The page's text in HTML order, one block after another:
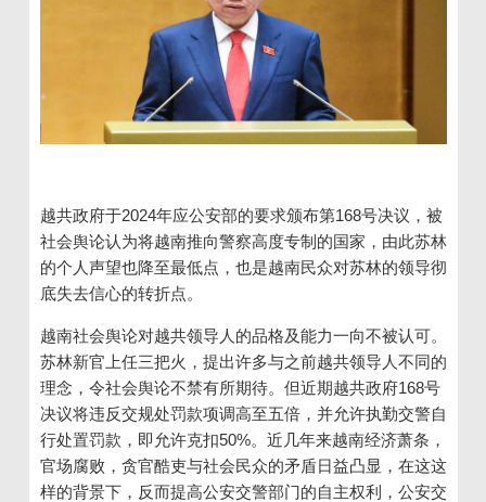
越共政府于2024年应公安部的要求颁布第168号决议，被
社会舆论认为将越南推向警察高度专制的国家，由此苏林
的个人声望也降至最低点，也是越南民众对苏林的领导彻
底失去信心的转折点。
越南社会舆论对越共领导人的品格及能力一向不被认可。
苏林新官上任三把火，提出许多与之前越共领导人不同的
理念，令社会舆论不禁有所期待。但近期越共政府168号
决议将违反交规处罚款项调高至五倍，并允许执勤交警自
行处置罚款，即允许克扣50%。近几年来越南经济萧条，
官场腐败，贪官酷吏与社会民众的矛盾日益凸显，在这这
样的背景下，反而提高公安交警部门的自主权利，公安交